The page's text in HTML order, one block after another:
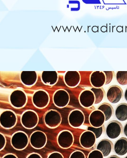
مرداد 13, 1405
استفاده از رنگ ترموگارد در کویل
فین‌تیوب
چرا در کویل فین‌تیوب بهتر است
از لوله مسی استفاده شود؟
تیر 24, 1405